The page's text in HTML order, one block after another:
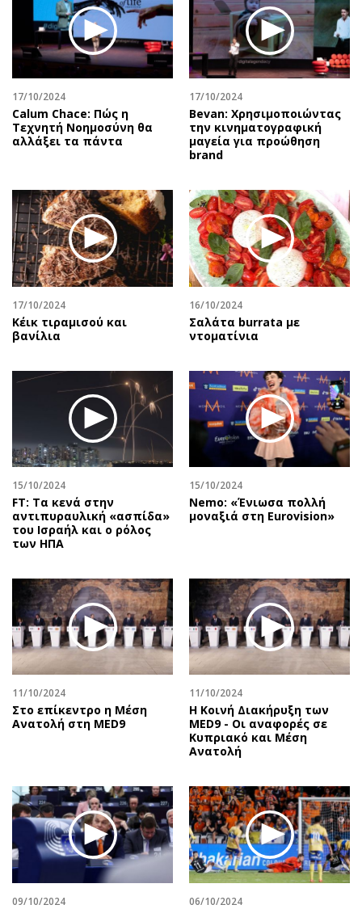
17/10/2024
Calum Chace: Πώς η
Τεχνητή Νοημοσύνη θα
αλλάξει τα πάντα
17/10/2024
Bevan: Χρησιμοποιώντας
την κινηματογραφική
μαγεία για προώθηση
brand
17/10/2024
Κέικ τιραμισού και
βανίλια
16/10/2024
Σαλάτα burrata με
ντοματίνια
15/10/2024
FT: Tα κενά στην
αντιπυραυλική «ασπίδα»
του Ισραήλ και ο ρόλος
των ΗΠΑ
15/10/2024
Nemo: «Ένιωσα πολλή
μοναξιά στη Eurovision»
11/10/2024
Στο επίκεντρο η Μέση
Ανατολή στη MED9
11/10/2024
Η Κοινή Διακήρυξη των
MED9 - Οι αναφορές σε
Κυπριακό και Μέση
Ανατολή
09/10/2024 06/10/2024